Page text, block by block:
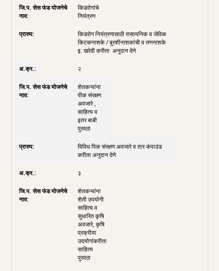
किडरोगांचे
नियंत्रण
किडरोग नियंत्रणासाठी रासायनिक व जेविक
किटकनाशके / बुरशीनाशकांची व तणनाशके
इ. खरेदी करीता अनुदान देणे
२
शेतकऱ्यांना
पीक संरक्षण
अवजारे ,
साहित्य व
इतर बाबी
पुरवठा
विविध पिक संरक्षण अवजारे व तार कंपाउंड
करीता अनुदान देणे
३
शेतकऱ्यांना
शेती उपयोगी
साहित्य व
सुधारित कृषि
अवजारे, कृषि
प्रक्रीया
उदयोगांकरीता
साहित्य
पुरवठा